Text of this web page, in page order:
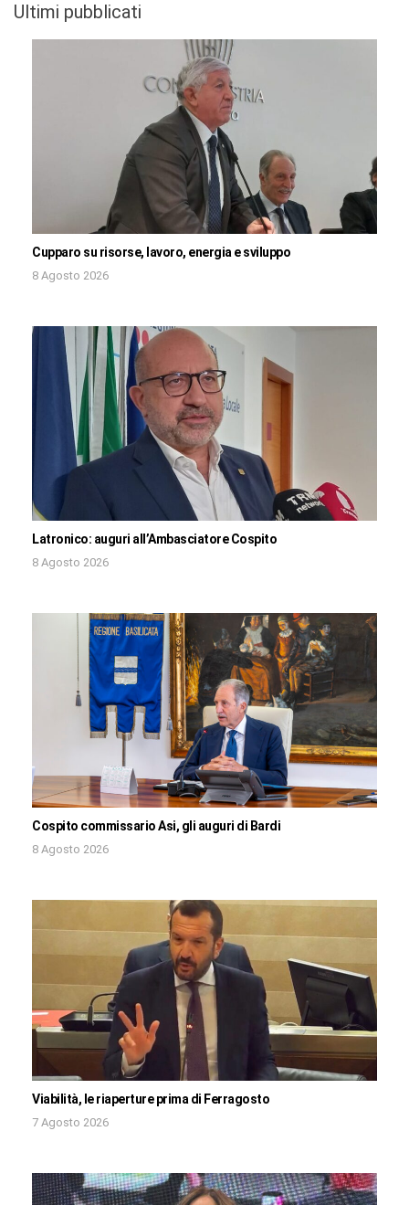
Ultimi pubblicati
Cupparo su risorse, lavoro, energia e sviluppo
8 Agosto 2026
Latronico: auguri all’Ambasciatore Cospito
8 Agosto 2026
Cospito commissario Asi, gli auguri di Bardi
8 Agosto 2026
Viabilità, le riaperture prima di Ferragosto
7 Agosto 2026